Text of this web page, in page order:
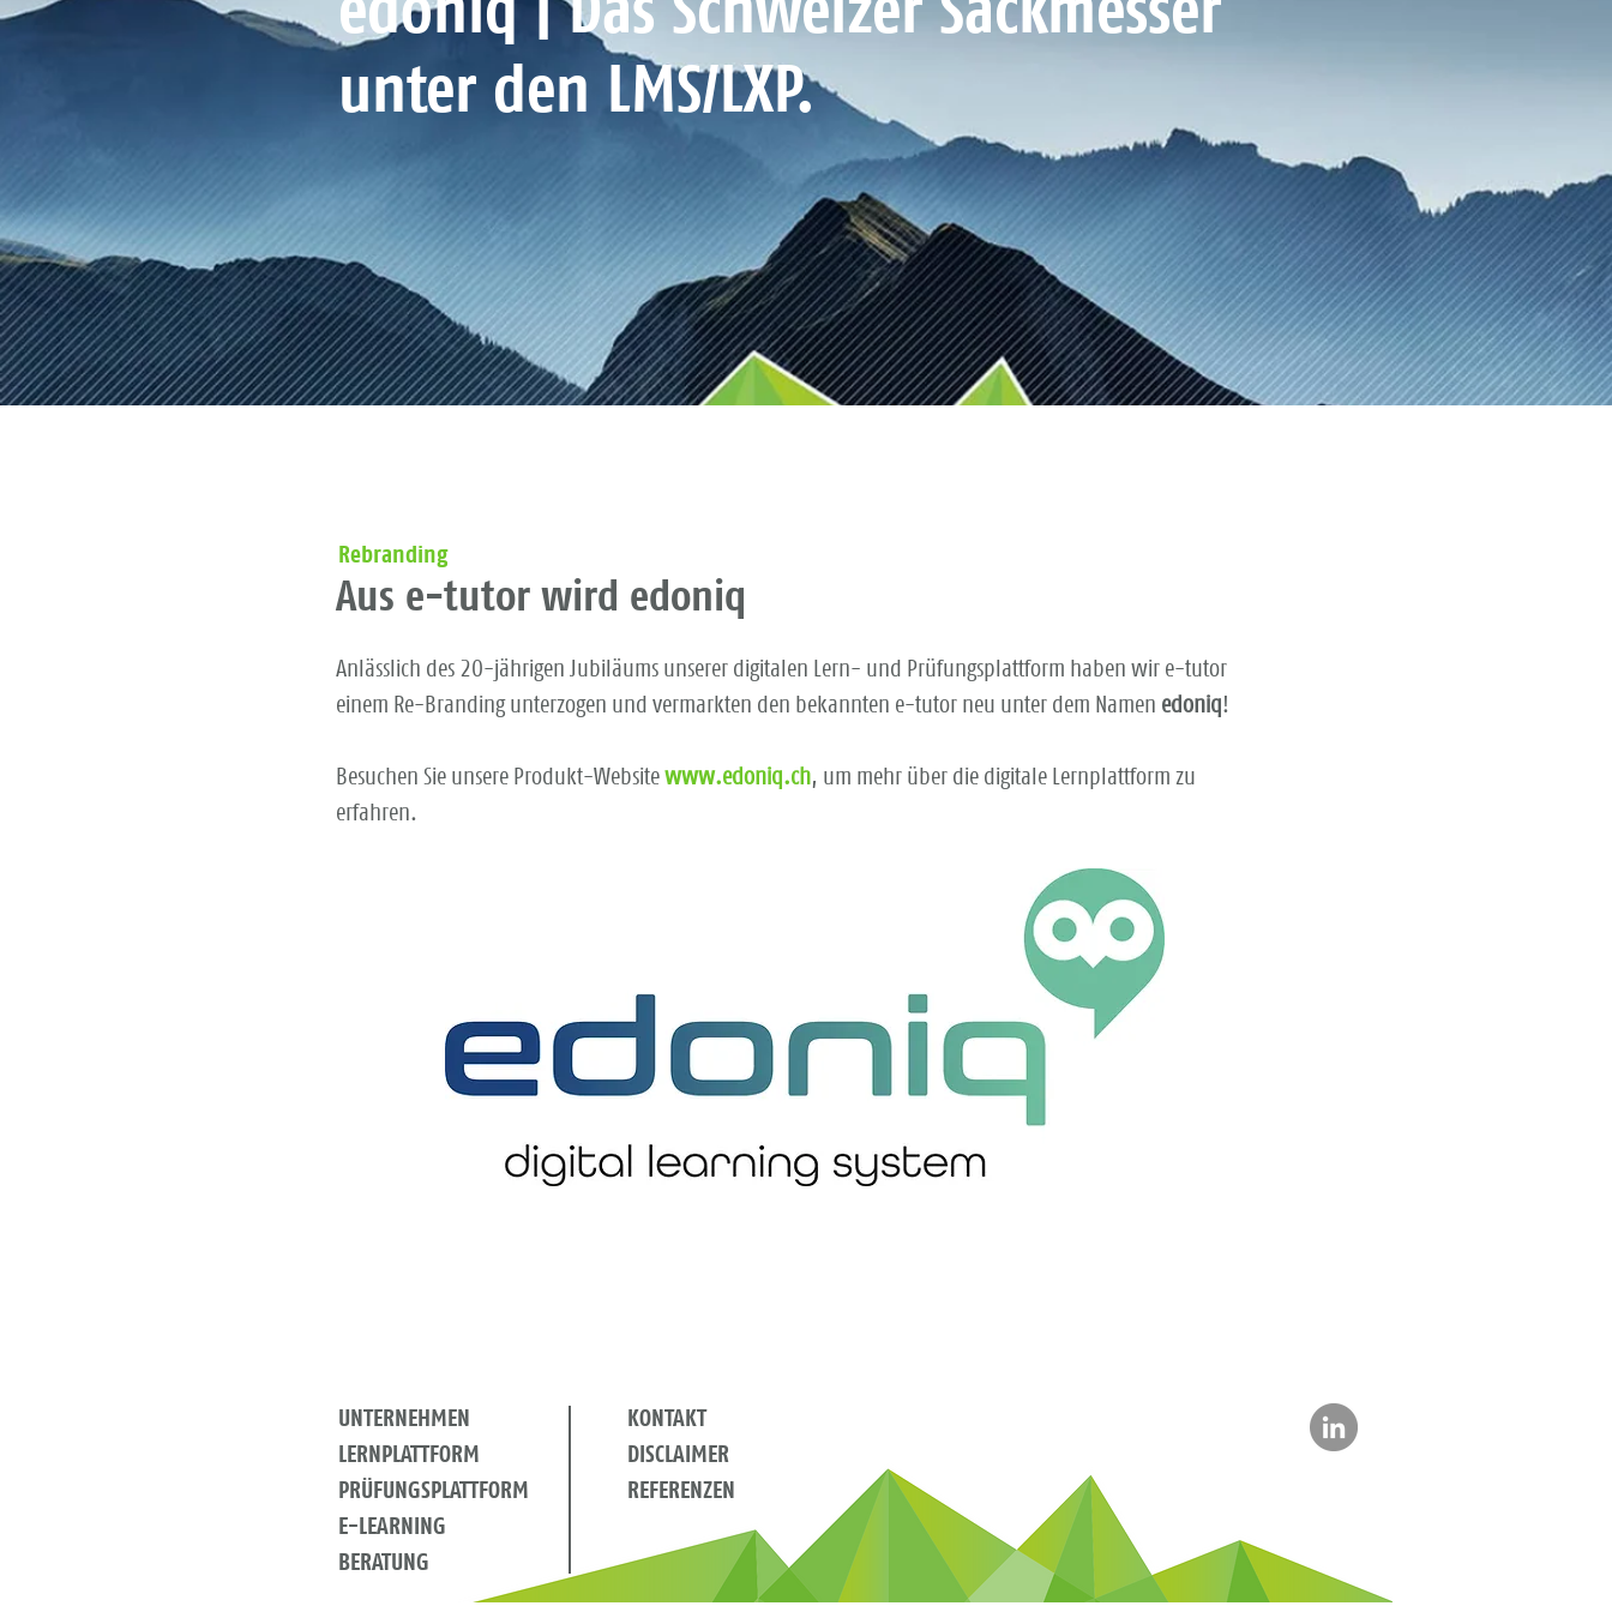
unter den LMS/LXP.
Rebranding
Aus e-tutor wird edoniq
Anlässlich des 20-jährigen Jubiläums unserer digitalen Lern- und Prüfungsplattform haben wir e-tutor
einem Re-Branding unterzogen und vermarkten den bekannten e-tutor neu unter dem Namen edoniq!
Besuchen Sie unsere Produkt-Website www.edoniq.ch, um mehr über die digitale Lernplattform zu
erfahren.
UNTERNEHMEN
LERNPLATTFORM
PRÜFUNGSPLATTFORM
E-LEARNING
BERATUNG
KONTAKT
DISCLAIMER
REFERENZEN